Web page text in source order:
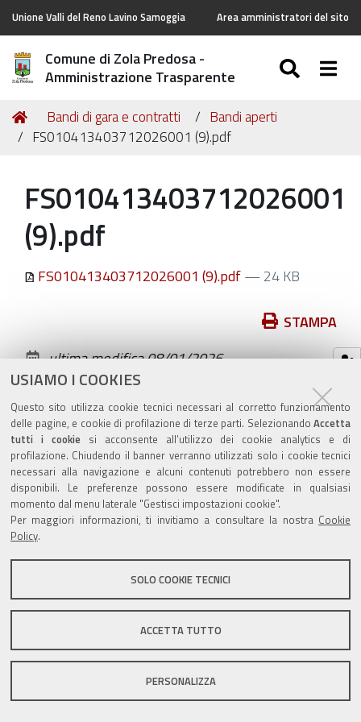
USIAMO I COOKIES
Questo sito utilizza cookie tecnici necessari al corretto funzionamento
delle pagine, e cookie di profilazione di terze parti. Selezionando Accetta
tutti i cookiesi acconsente all’utilizzo dei cookie analytics e di
profilazione. Chiudendo il banner verranno utilizzati solo i cookie tecnici
necessari alla navigazione e alcuni contenuti potrebbero non essere
disponibili. Le preferenze possono essere modificate in qualsiasi
momento dal menu laterale "Gestisci impostazioni cookie".
Per maggiori informazioni, ti invitiamo a consultare la nostra Cookie
Policy.
SOLO COOKIE TECNICI
ACCETTA TUTTO
PERSONALIZZA
Unione Valli del Reno Lavino Samoggia Area amministratori del sito
Comune di Zola Predosa -
Amministrazione Trasparente
Tu
sei
Home
Bandi di gara e contratti
Bandi aperti
FS010413403712026001 (9).pdf
FS010413403712026001
(9).pdf
FS010413403712026001 (9).pdf— 24 KB
documento
STAMPA
ultima modifica08/01/2026
Valuta questo sito
Sito istituzionale Comune di Zola Predosa
Privacy policy|DPO|Accessibilità